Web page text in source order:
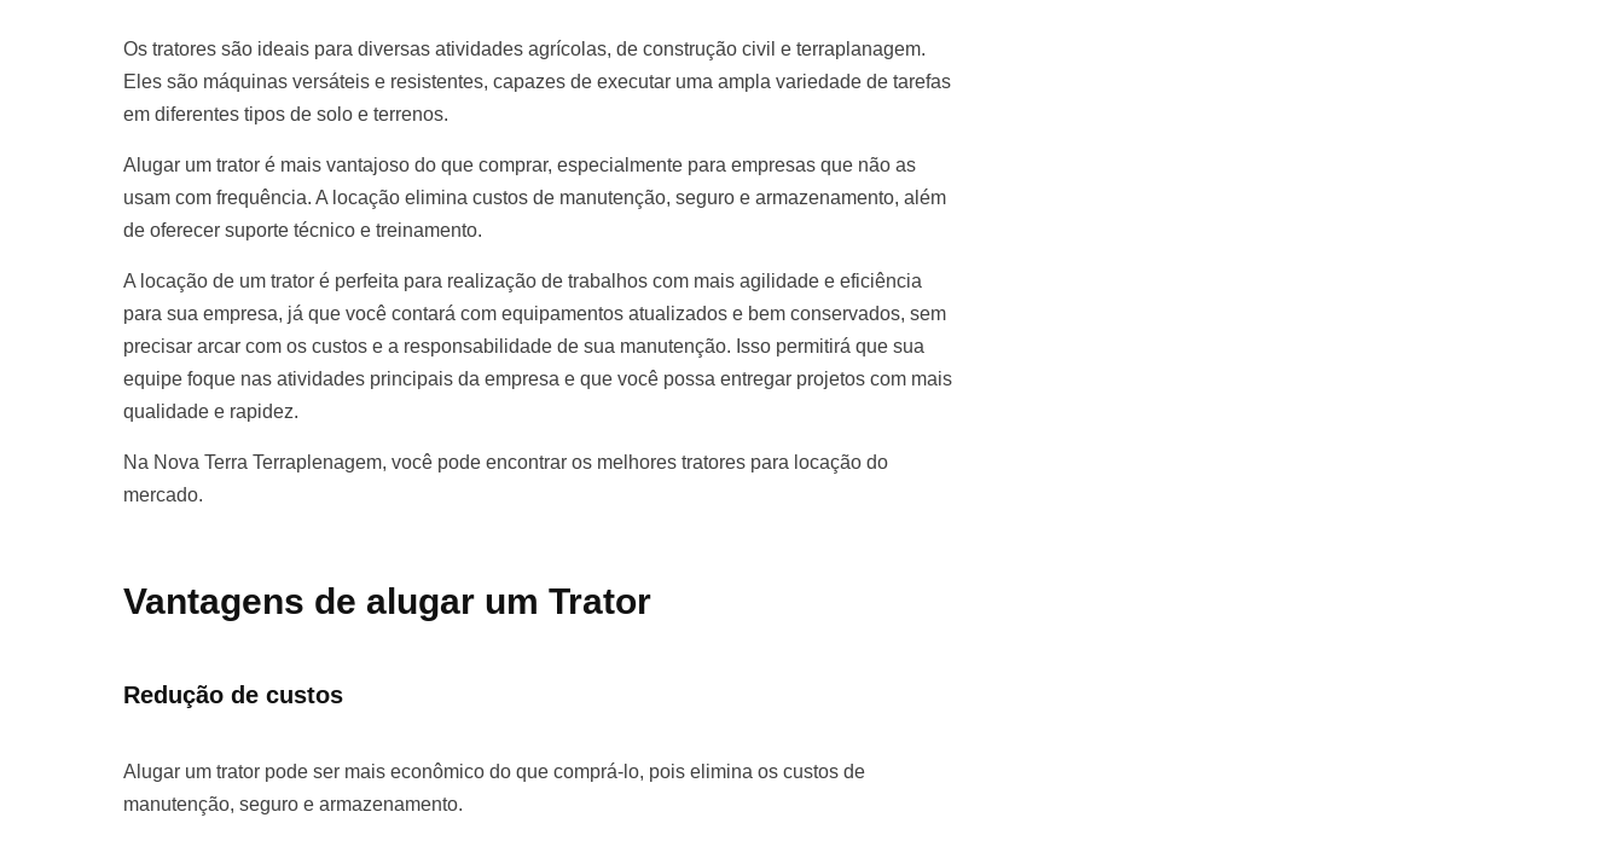
Os tratores são ideais para diversas atividades agrícolas, de construção civil e terraplanagem.
Eles são máquinas versáteis e resistentes, capazes de executar uma ampla variedade de tarefas
em diferentes tipos de solo e terrenos.
Alugar um trator é mais vantajoso do que comprar, especialmente para empresas que não as
usam com frequência. A locação elimina custos de manutenção, seguro e armazenamento, além
de oferecer suporte técnico e treinamento.
A locação de um trator é perfeita para realização de trabalhos com mais agilidade e eficiência
para sua empresa, já que você contará com equipamentos atualizados e bem conservados, sem
precisar arcar com os custos e a responsabilidade de sua manutenção. Isso permitirá que sua
equipe foque nas atividades principais da empresa e que você possa entregar projetos com mais
qualidade e rapidez.
Na Nova Terra Terraplenagem, você pode encontrar os melhores tratores para locação do
mercado.
Vantagens de alugar um Trator
Redução de custos
Alugar um trator pode ser mais econômico do que comprá-lo, pois elimina os custos de
manutenção, seguro e armazenamento.